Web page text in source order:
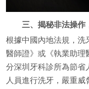
三、揭秘非法操作
根據中國內地法規，洗
醫師證》或《執業助理
分深圳牙科診所為節省
人員進行洗牙，嚴重威